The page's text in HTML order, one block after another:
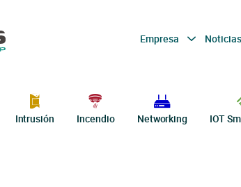
Empresa Noticias
Intrusión Incendio Networking IOT